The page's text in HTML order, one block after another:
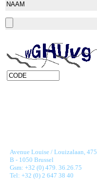
Avenue Louise / Louizalaan, 475
B - 1050 Brussel
Gsm: +32 (0) 479. 36.26.75
Tel: +32 (0) 2 647 38 40